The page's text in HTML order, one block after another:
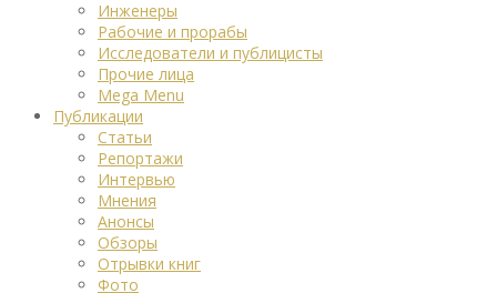
Инженеры
Рабочие и прорабы
Исследователи и публицисты
Прочие лица
Mega Menu
Публикации
Статьи
Репортажи
Интервью
Мнения
Анонсы
Обзоры
Отрывки книг
Фото